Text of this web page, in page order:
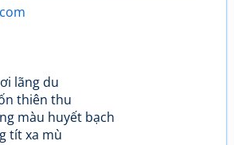
lãng du
thiên thu
màu huyết bạch
tít xa mù